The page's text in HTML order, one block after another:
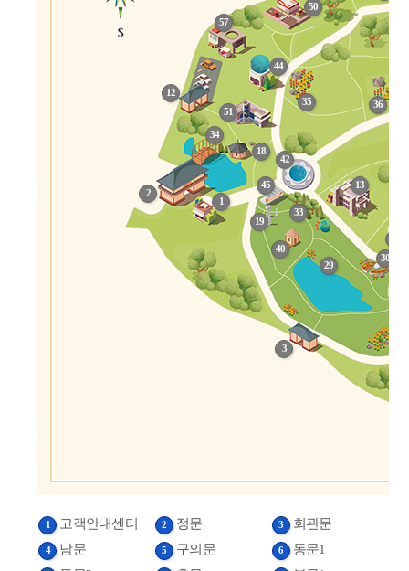
1
2
3
12
13
18
19
29
30
33
34
35 36
40
42
44
45
50
51
57
1 고객안내센터 2 정문 3 회관문
4 남문 5 구의문 6 동문1